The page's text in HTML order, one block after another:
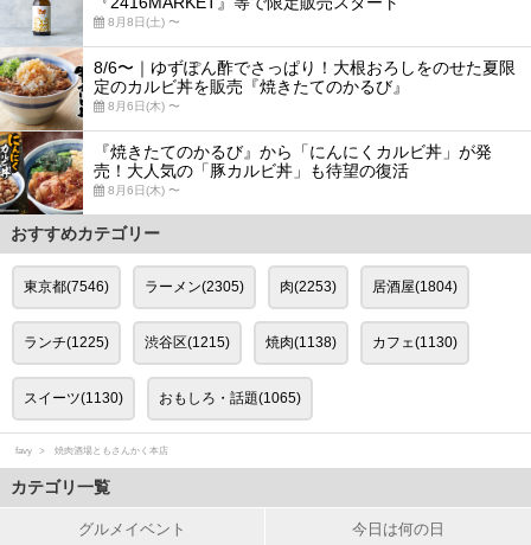
8月8日(土) 〜
8/6〜｜ゆずぽん酢でさっぱり！大根おろしをのせた夏限
定のカルビ丼を販売『焼きたてのかるび』
8月6日(木) 〜
『焼きたてのかるび』から「にんにくカルビ丼」が発
売！大人気の「豚カルビ丼」も待望の復活
8月6日(木) 〜
おすすめカテゴリー
東京都(7546) ラーメン(2305) 肉(2253) 居酒屋(1804)
ランチ(1225) 渋谷区(1215) 焼肉(1138) カフェ(1130)
スイーツ(1130) おもしろ・話題(1065)
favy 焼肉酒場ともさんかく本店
カテゴリ一覧
グルメイベント 今日は何の日